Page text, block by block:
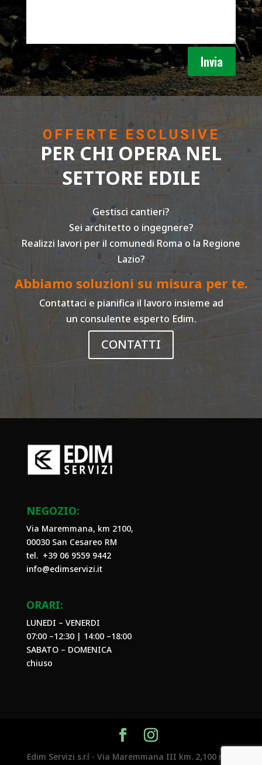
Invia
OFFERTE ESCLUSIVE
PER CHI OPERA NEL
SETTORE EDILE
Gestisci cantieri?
Sei architetto o ingegnere?
Realizzi lavori per il comunedi Roma o la Regione
Lazio?
Abbiamo soluzioni su misura per te.
Contattaci e pianifica il lavoro insieme ad
un consulente esperto Edim.
CONTATTI
NEGOZIO:
Via Maremmana, km 2100,
00030 San Cesareo RM
tel. +39 06 9559 9442
info@edimservizi.it
ORARI:
LUNEDI – VENERDI
07:00 –12:30 | 14:00 –18:00
SABATO – DOMENICA
chiuso
Edim Servizi s.r.l - Via Maremmana III km. 2,100 n.29